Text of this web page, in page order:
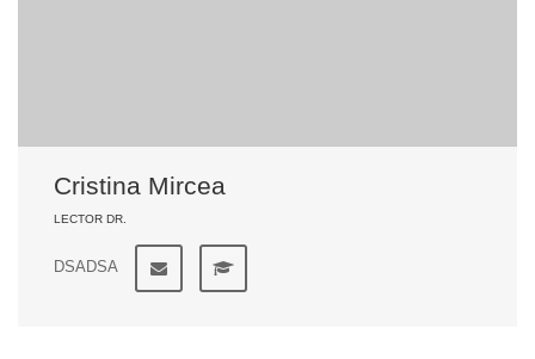
Cristina Mircea
LECTOR DR.
DSADSA